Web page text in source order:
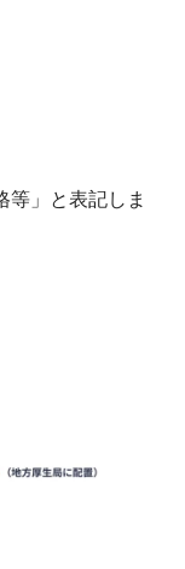
等」と表記しま